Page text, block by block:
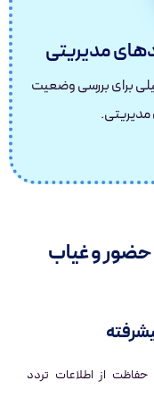
مدیریتی
برای بررسی وضعیت
حضور و غیاب
از اطلاعات تردد